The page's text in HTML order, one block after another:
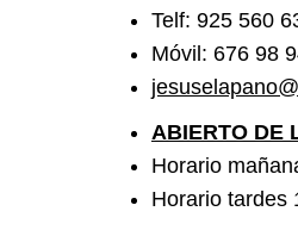
Telf: 925 560
Móvil: 676 98
ABIERTO DE
Horario
Horario tardes